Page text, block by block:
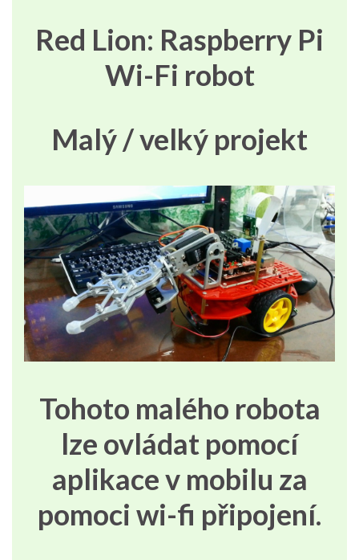
Red Lion: Raspberry Pi
Wi-Fi robot
Malý / velký projekt
Tohoto malého robota
lze ovládat pomocí
aplikace v mobilu za
pomoci wi-fi připojení.